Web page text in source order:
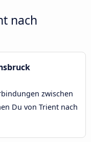
nach
zwischen
Du von Trient nach